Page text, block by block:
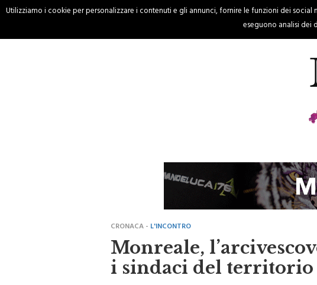
HOME CRONACA
Monreale,
i sindaci del territorio
Utilizziamo i cookie per personalizzare i contenuti e gli annunci, fornire le funzioni dei
eseguono analisi dei